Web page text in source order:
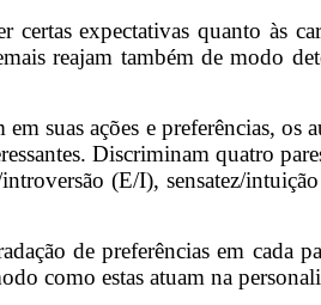
expectativas quanto às
reajam também de modo
suas ações e preferências, os
Discriminam quatro
(E/I), sensatez/
de preferências em cada
como estas atuam na